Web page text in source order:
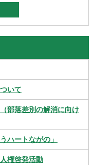
いて
部落差別の解消に向け
ハートながの」
権啓発活動